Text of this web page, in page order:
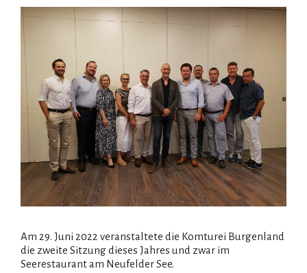
Am 29. Juni 2022 veranstaltete die Komturei Burgenland
die zweite Sitzung dieses Jahres und zwar im
Seerestaurant am Neufelder See.